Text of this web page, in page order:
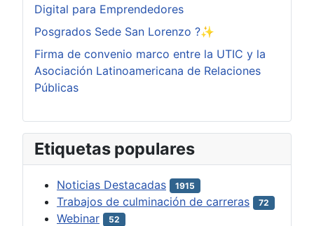
Digital para Emprendedores
Posgrados Sede San Lorenzo ?✨
Firma de convenio marco entre la UTIC y la
Asociación Latinoamericana de Relaciones
Públicas
Etiquetas populares
Noticias Destacadas 1915
Trabajos de culminación de carreras 72
Webinar 52